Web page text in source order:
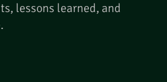
lessons learned, and